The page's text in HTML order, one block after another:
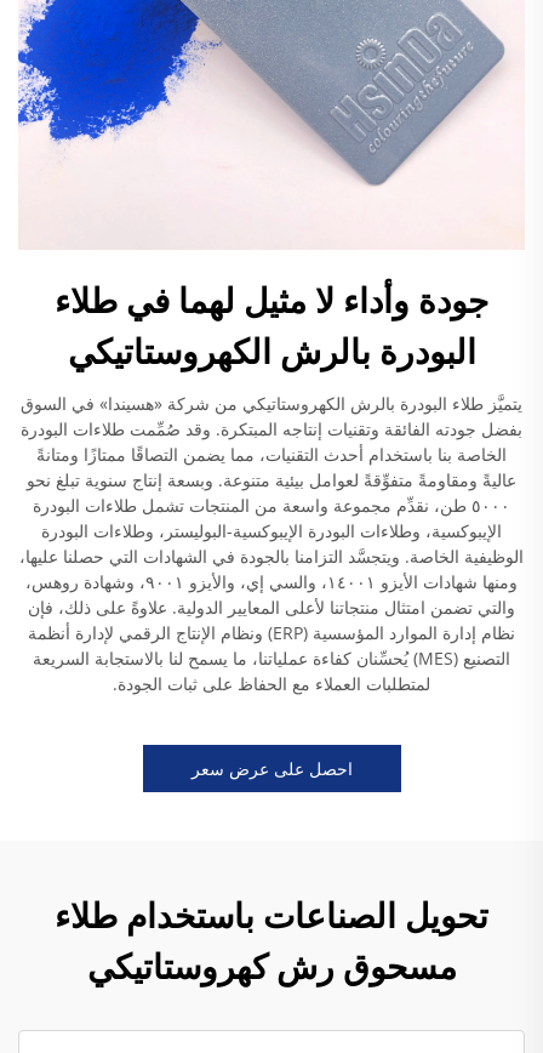
جودة وأداء لا مثيل لهما في طلاء
البودرة بالرش الكهروستاتيكي
يتميَّز طلاء البودرة بالرش الكهروستاتيكي من شركة «هسيندا» في السوق
بفضل جودته الفائقة وتقنيات إنتاجه المبتكرة. وقد صُمِّمت طلاءات البودرة
الخاصة بنا باستخدام أحدث التقنيات، مما يضمن التصاقًا ممتازًا ومتانةً
عاليةً ومقاومةً متفوِّقةً لعوامل بيئية متنوعة. وبسعة إنتاج سنوية تبلغ نحو
٥٠٠٠ طن، نقدِّم مجموعة واسعة من المنتجات تشمل طلاءات البودرة
الإيبوكسية، وطلاءات البودرة الإيبوكسية-البوليستر، وطلاءات البودرة
الوظيفية الخاصة. ويتجسَّد التزامنا بالجودة في الشهادات التي حصلنا عليها،
ومنها شهادات الأيزو ١٤٠٠١، والسي إي، والأيزو ٩٠٠١، وشهادة روهس،
والتي تضمن امتثال منتجاتنا لأعلى المعايير الدولية. علاوةً على ذلك، فإن
نظام إدارة الموارد المؤسسية (ERP) ونظام الإنتاج الرقمي لإدارة أنظمة
التصنيع (MES) يُحسِّنان كفاءة عملياتنا، ما يسمح لنا بالاستجابة السريعة
لمتطلبات العملاء مع الحفاظ على ثبات الجودة.
احصل على عرض سعر
تحويل الصناعات باستخدام طلاء
مسحوق رش كهروستاتيكي